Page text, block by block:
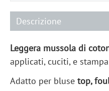
Descrizione
Leggera mussola di
applicati, cuciti, e
Adatto per bluse top,